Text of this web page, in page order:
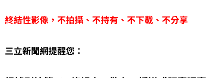
終結性影像，不拍攝、不持有、不下載、不分享
三立新聞網提醒您：